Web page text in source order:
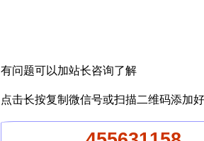
有问题可以加站长咨询了解
点击长按复制微信号或扫描二维码添加